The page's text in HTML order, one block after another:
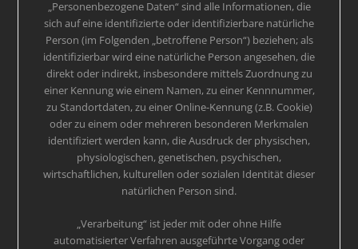
„Personenbezogene Daten“ sind alle Informationen, die
sich auf eine identifizierte oder identifizierbare natürliche
Person (im Folgenden „betroffene Person“) beziehen; als
identifizierbar wird eine natürliche Person angesehen, die
direkt oder indirekt, insbesondere mittels Zuordnung zu
einer Kennung wie einem Namen, zu einer Kennnummer,
zu Standortdaten, zu einer Online-Kennung (z.B. Cookie)
oder zu einem oder mehreren besonderen Merkmalen
identifiziert werden kann, die Ausdruck der physischen,
physiologischen, genetischen, psychischen,
wirtschaftlichen, kulturellen oder sozialen Identität dieser
natürlichen Person sind.
„Verarbeitung“ ist jeder mit oder ohne Hilfe
automatisierter Verfahren ausgeführte Vorgang oder